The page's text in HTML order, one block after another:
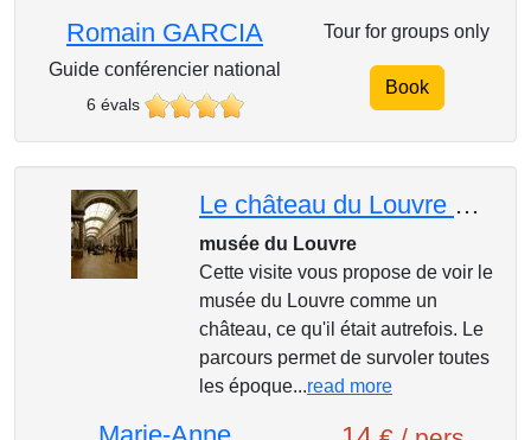
Romain GARCIA
Guide conférencier national
6 évals
Tour for groups only
Book
Le château du Louvre présenté aux familles
musée du Louvre
Cette visite vous propose de voir le
musée du Louvre comme un
château, ce qu'il était autrefois. Le
parcours permet de survoler toutes
les époque...read more